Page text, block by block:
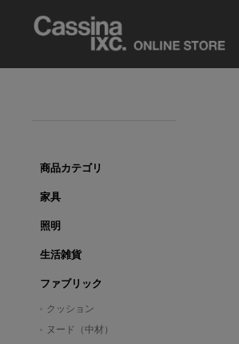
商品カテゴリ
家具
照明
生活雑貨
ファブリック
クッション
ヌード（中材）